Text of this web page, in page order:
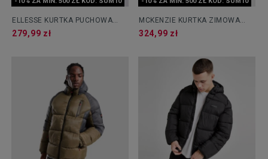
ELLESSE KURTKA PUCHOWA
DENEGRI PADDED BLK/DGREEN
279,99 zł
MCKENZIE KURTKA ZIMOWA
TOBA BUBL
324,99 zł